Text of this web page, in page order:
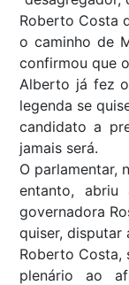
Roberto Costa
o caminho de
confirmou que
Alberto já fez
legenda se
candidato a
jamais será.
O parlamentar,
entanto,
governadora
quiser, disputar
Roberto Costa,
plenário ao